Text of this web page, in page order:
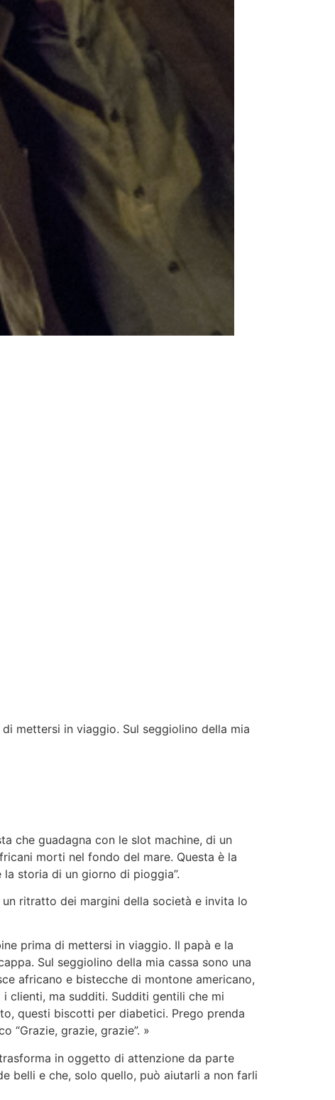
mettersi in viaggio. Sul seggiolino della mia
che guadagna con le slot machine, di un
morti nel fondo del mare. Questa è la
storia di un giorno di pioggia”.
ritratto dei margini della società e invita lo
prima di mettersi in viaggio. Il papà e la
Sul seggiolino della mia cassa sono una
africano e bistecche di montone americano,
clienti, ma sudditi. Sudditi gentili che mi
questi biscotti per diabetici. Prego prenda
“Grazie, grazie, grazie”. »
in oggetto di attenzione da parte
belli e che, solo quello, può aiutarli a non farli